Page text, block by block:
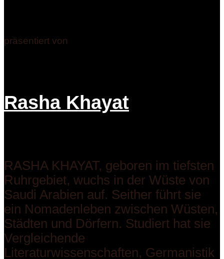
präsentiert von
Rasha Khayat
RASHA KHAYAT, geboren im tiefsten
Ruhrgebiet, wuchs in der Wüste von
Saudi Arabien auf. Seither führt sie
ein Nomadenleben zwischen Wüsten,
Städten und Dörfern. Studiert hat sie
Vergleichende
Literaturwissenschaften, Germanistik